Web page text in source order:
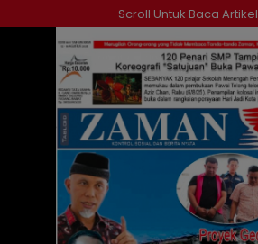
ke
Scroll Untuk Baca Artikel